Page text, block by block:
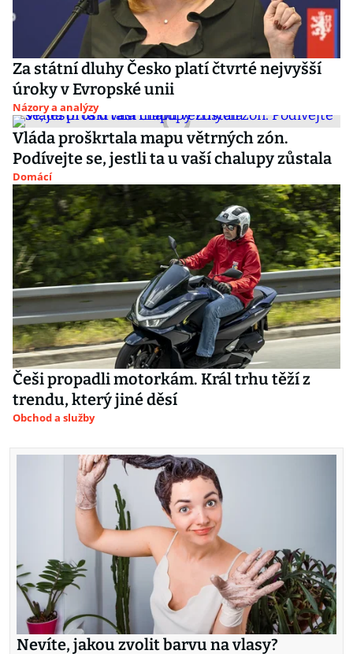
Za státní dluhy Česko platí čtvrté nejvyšší
úroky v Evropské unii
Názory a analýzy
Vláda proškrtala mapu větrných zón.
Podívejte se, jestli ta u vaší chalupy zůstala
Domácí
Češi propadli motorkám. Král trhu těží z
trendu, který jiné děsí
Obchod a služby
Nevíte, jakou zvolit barvu na vlasy?